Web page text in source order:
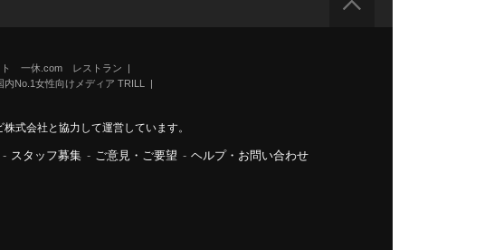
ト 一休.com レストラン
内No.1女性向けメディア TRILL
式会社と協力して運営しています。
- スタッフ募集 - ご意見・ご要望 - ヘルプ・お問い合わせ